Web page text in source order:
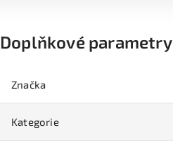
Doplňkové parametry
Značka
Kategorie